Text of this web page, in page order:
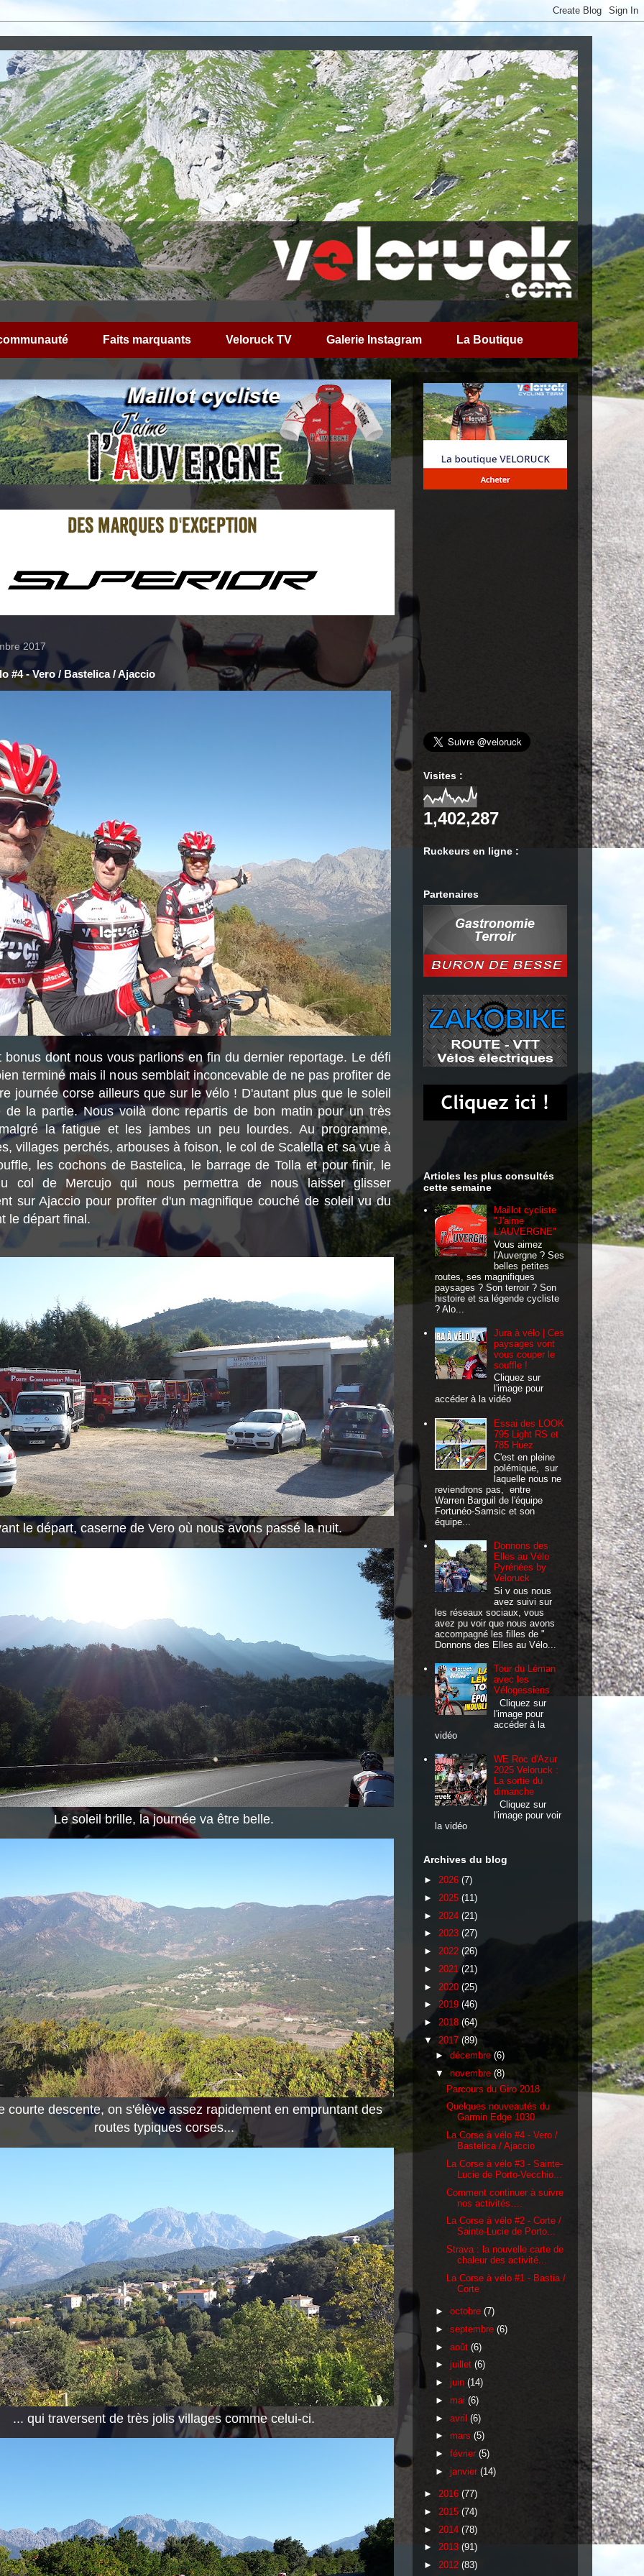
Faits marquants Veloruck TV Galerie Instagram La Boutique
2017
#4 - Vero / Bastelica / Ajaccio
bonus dont nous vous parlions en fin du dernier reportage. Le défi
terminé mais il nous semblait inconcevable de ne pas profiter de
journée corse ailleurs que sur le vélo ! D'autant plus que le soleil
de la partie. Nous voilà donc repartis de bon matin pour un très
la fatigue et les jambes un peu lourdes. Au programme,
villages perchés, arbouses à foison, le col de Scalella et sa vue à
les cochons de Bastelica, le barrage de Tolla et pour finir, le
col de Mercujo qui nous permettra de nous laisser glisser
sur Ajaccio pour profiter d'un magnifique couché de soleil vu du
le départ final.
le départ, caserne de Vero où nous avons passé la nuit.
Le soleil brille, la journée va être belle.
courte descente, on s'élève assez rapidement en empruntant des
routes typiques corses...
... qui traversent de très jolis villages comme celui-ci.
Visites :
1,402,287
Ruckeurs en ligne :
Partenaires
Articles les plus consultés
cette semaine
Maillot cycliste
"J'aime
L'AUVERGNE"
Vous aimez
l'Auvergne ? Ses
belles petites
routes, ses magnifiques
paysages ? Son terroir ? Son
histoire et sa légende cycliste
? Alo...
Jura à vélo | Ces
paysages vont
vous couper le
souffle !
Cliquez sur
l'image pour
accéder à la vidéo
Essai des LOOK
795 Light RS et
785 Huez
C'est en pleine
polémique, sur
laquelle nous ne
reviendrons pas, entre
Warren Barguil de l'équipe
Fortunéo-Samsic et son
équipe...
Donnons des
Elles au Vélo
Pyrénées by
Veloruck
Si v ous nous
avez suivi sur
les réseaux sociaux, vous
avez pu voir que nous avons
accompagné les filles de "
Donnons des Elles au Vélo...
Tour du Léman
avec les
Vélogessiens
Cliquez sur
l'image pour
accéder à la
vidéo
WE Roc d'Azur
2025 Veloruck :
La sortie du
dimanche
Cliquez sur
l'image pour voir
la vidéo
Archives du blog
► 2026 (7)
► 2025 (11)
► 2024 (21)
► 2023 (27)
► 2022 (26)
► 2021(21)
► 2020 (25)
► 2019 (46)
► 2018 (64)
▼ 2017 (89)
► décembre (6)
▼ novembre (8)
Parcours du Giro 2018
Quelques nouveautés du
Garmin Edge 1030
La Corse à vélo #4 - Vero /
Bastelica / Ajaccio
La Corse à vélo #3 - Sainte-
Lucie de Porto-Vecchio...
Comment continuer à suivre
nos activités….
La Corse à vélo #2 - Corte /
Sainte-Lucie de Porto...
Strava : la nouvelle carte de
chaleur des activité...
La Corse à vélo #1 - Bastia /
Corte
► octobre (7)
► septembre (6)
► août (6)
► juillet (6)
► juin (14)
► mai (6)
► avril (6)
► mars (5)
► février (5)
► janvier (14)
► 2016 (77)
► 2015 (74)
► 2014 (78)
► 2013 (91)
► 2012 (83)